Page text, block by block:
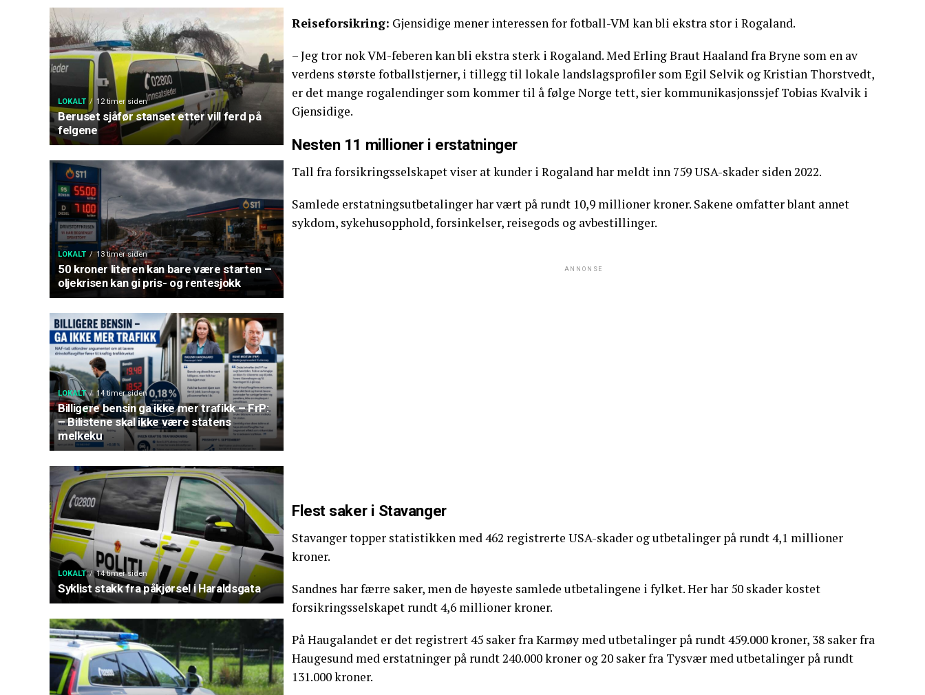
LOKALT 12 timer siden
Beruset sjåfør stanset etter vill ferd på
felgene
LOKALT 13 timer siden
50 kroner literen kan bare være starten –
oljekrisen kan gi pris- og rentesjokk
LOKALT 14 timer siden
Billigere bensin ga ikke mer trafikk – FrP:
– Bilistene skal ikke være statens
melkeku
LOKALT 14 timer siden
Syklist stakk fra påkjørsel i Haraldsgata
Reiseforsikring: Gjensidige mener interessen for fotball-VM kan bli ekstra stor i Rogaland.
– Jeg tror nok VM-feberen kan bli ekstra sterk i Rogaland. Med Erling Braut Haaland fra Bryne som en av
verdens største fotballstjerner, i tillegg til lokale landslagsprofiler som Egil Selvik og Kristian Thorstvedt,
er det mange rogalendinger som kommer til å følge Norge tett, sier kommunikasjonssjef Tobias Kvalvik i
Gjensidige.
Nesten 11 millioner i erstatninger
Tall fra forsikringsselskapet viser at kunder i Rogaland har meldt inn 759 USA-skader siden 2022.
Samlede erstatningsutbetalinger har vært på rundt 10,9 millioner kroner. Sakene omfatter blant annet
sykdom, sykehusopphold, forsinkelser, reisegods og avbestillinger.
ANNONSE
Flest saker i Stavanger
Stavanger topper statistikken med 462 registrerte USA-skader og utbetalinger på rundt 4,1 millioner
kroner.
Sandnes har færre saker, men de høyeste samlede utbetalingene i fylket. Her har 50 skader kostet
forsikringsselskapet rundt 4,6 millioner kroner.
På Haugalandet er det registrert 45 saker fra Karmøy med utbetalinger på rundt 459.000 kroner, 38 saker fra
Haugesund med erstatninger på rundt 240.000 kroner og 20 saker fra Tysvær med utbetalinger på rundt
131.000 kroner.